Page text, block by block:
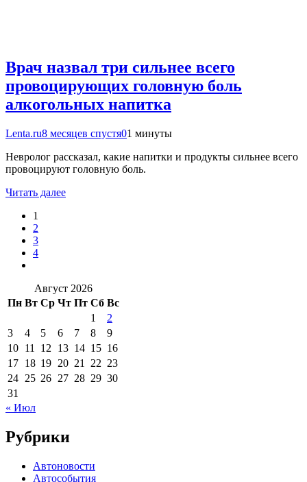
Врач назвал три сильнее всего
провоцирующих головную боль
алкогольных напитка
Lenta.ru8 месяцев спустя01 минуты
Невролог рассказал, какие напитки и продукты сильнее всего
провоцируют головную боль.
Читать далее
1
2
3
4
Август 2026
Пн Вт Ср Чт Пт Сб Вс
1
2
3
4 5 6 7 8
9
10 11 12 13 14 15 16
17 18 19 20 21 22 23
24 25 26 27 28 29 30
31
« Июл
Рубрики
Автоновости
Автособытия